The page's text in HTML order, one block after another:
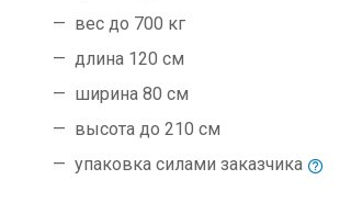
вес до 700 кг
длина 120 см
ширина 80 см
высота до 210 см
упаковка силами заказчика